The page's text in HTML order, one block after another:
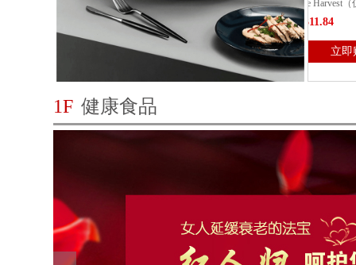
Vidal Late Harvest（仅送...
CAD$311.84
立即购买
配方 高
1F 健康食品